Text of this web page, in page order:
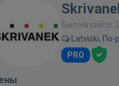
Был на сайте:
Latviski, По-
PRO